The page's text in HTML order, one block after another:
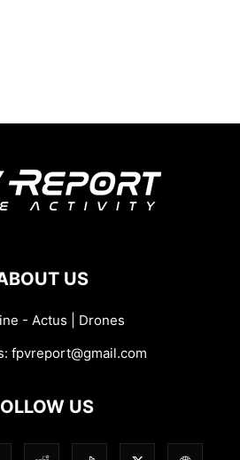
US
- Actus | Drones
fpvreport@gmail.com
US